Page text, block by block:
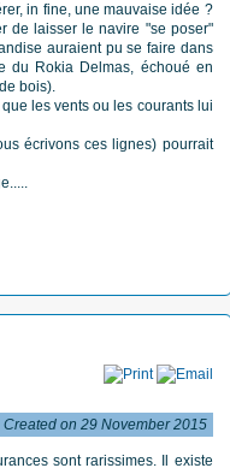
in fine, une mauvaise idée ?
de laisser le navire "se poser"
auraient pu se faire dans
du Rokia Delmas, échoué en
bois).
les vents ou les courants lui
écrivons ces lignes) pourrait
Created on 29 November 2015
sont rarissimes. Il existe